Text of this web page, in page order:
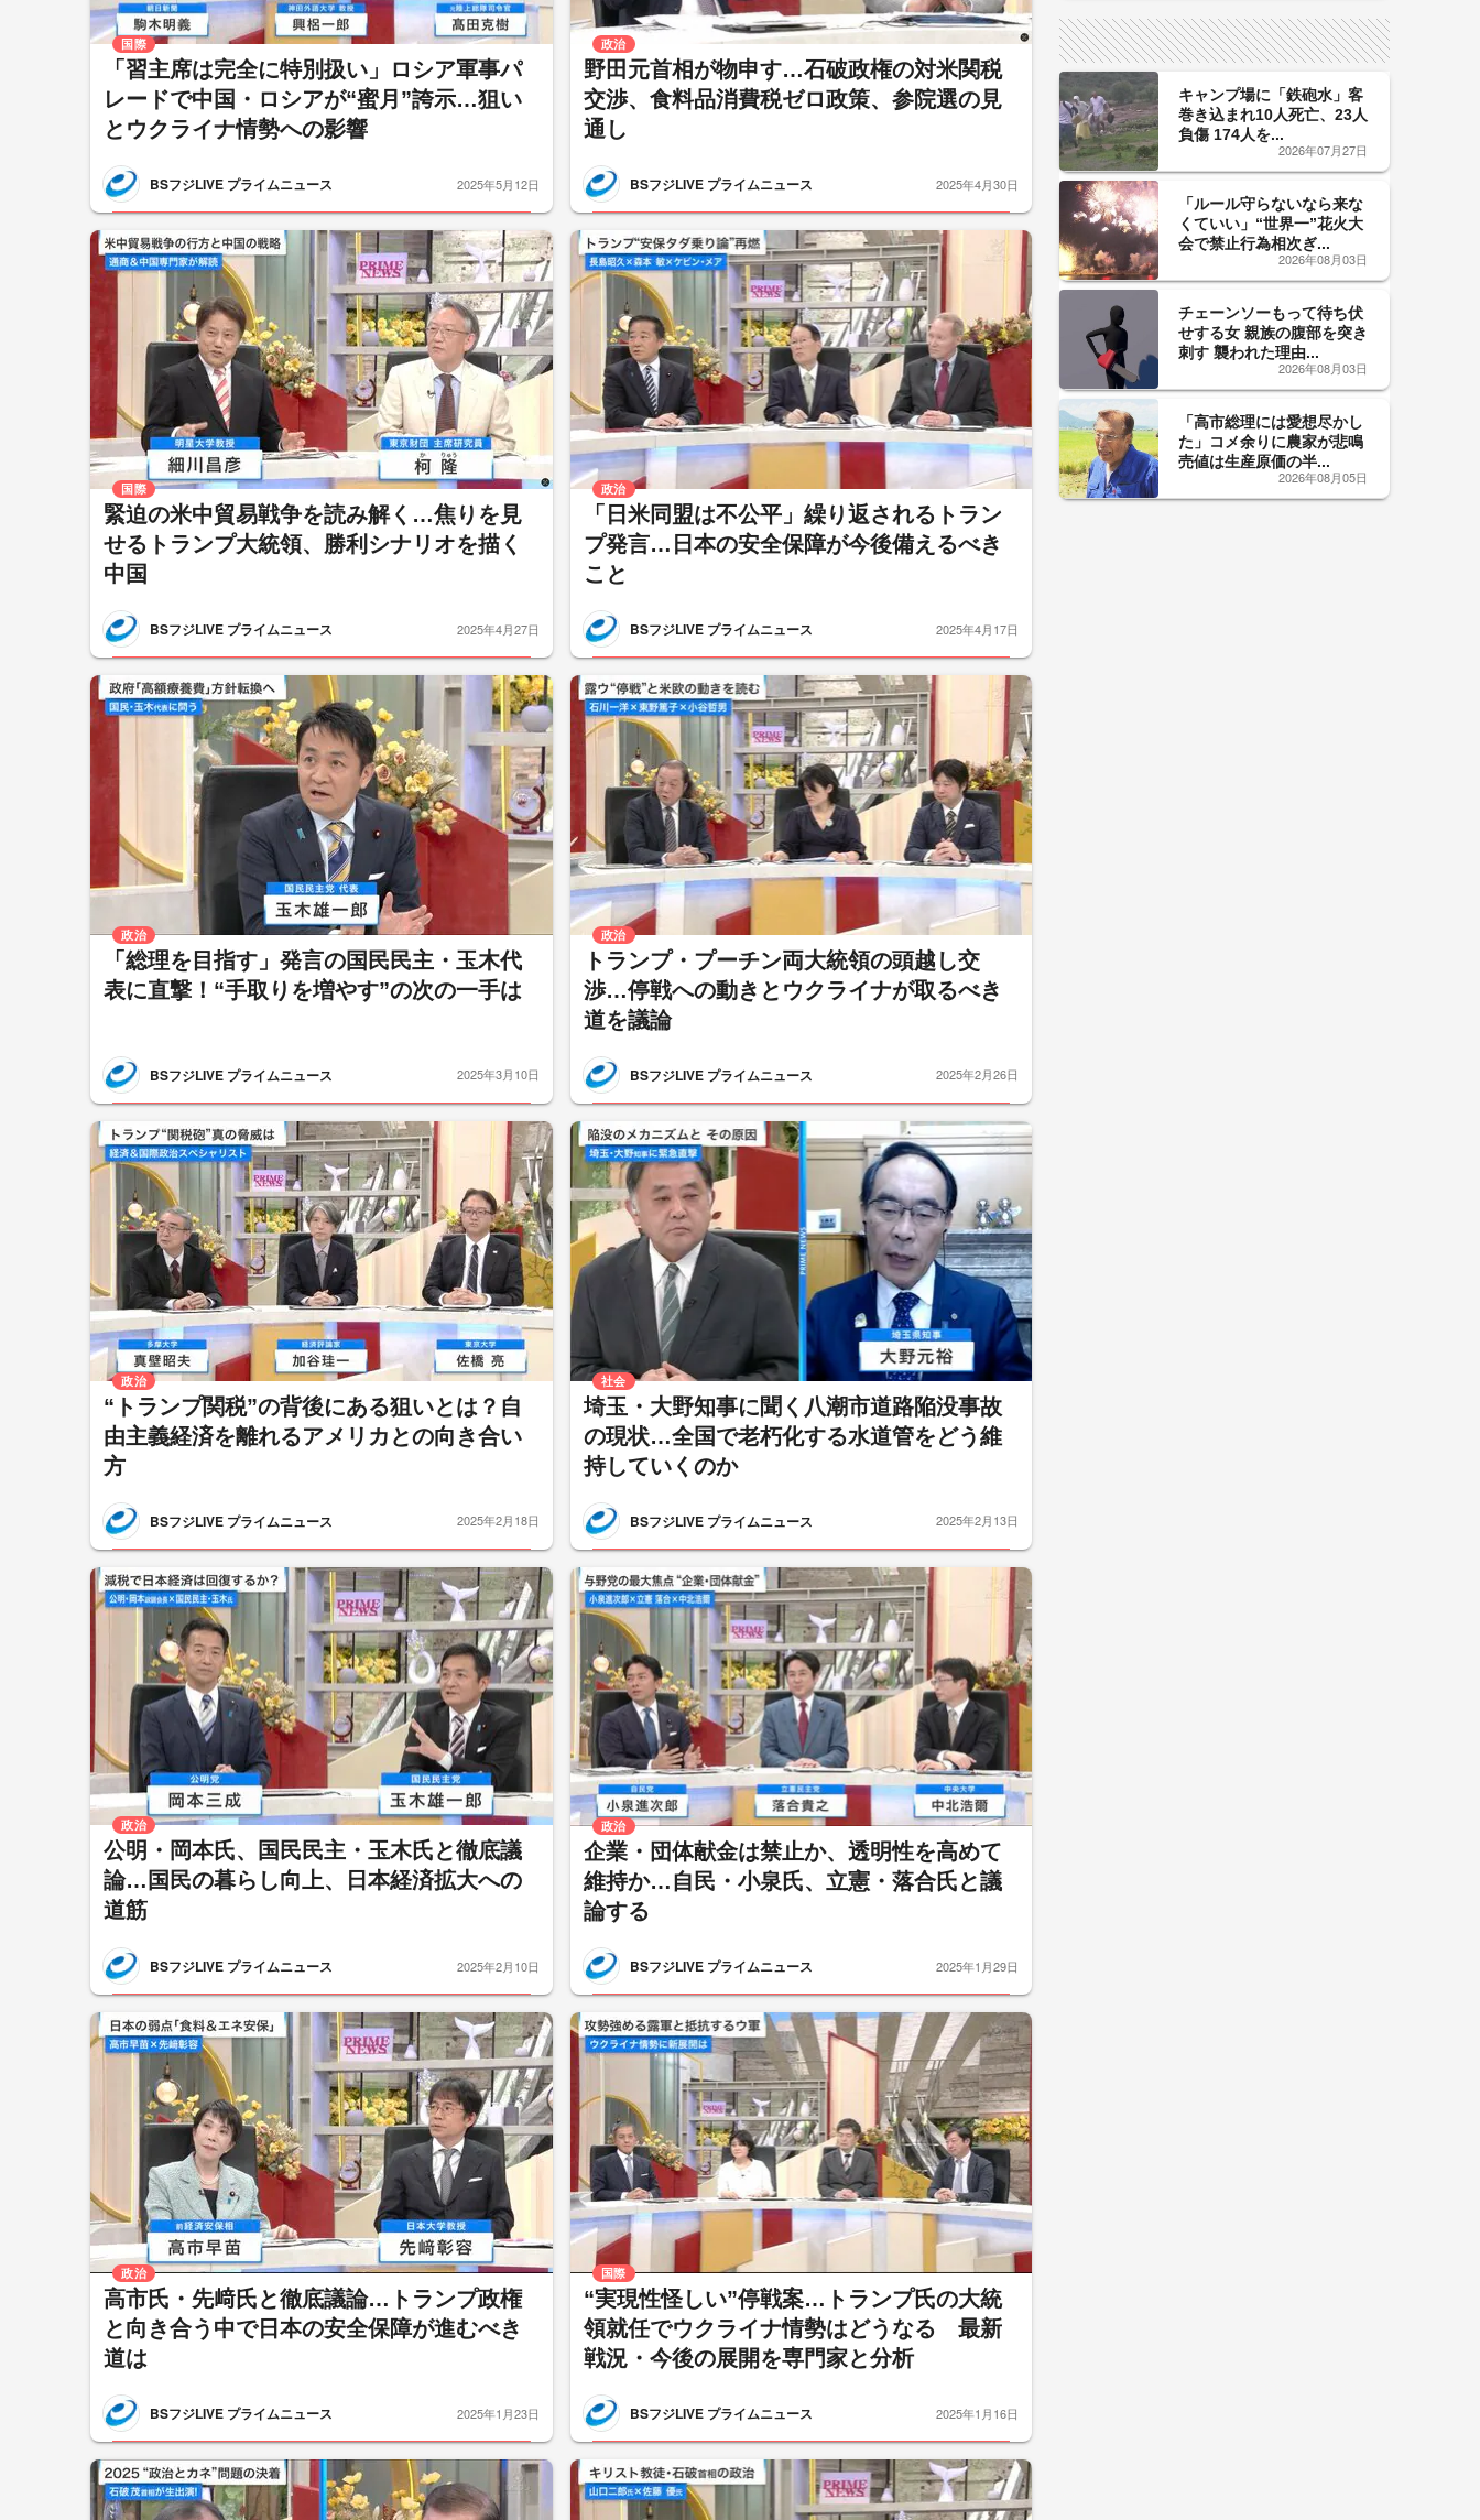
「習主席は完全に特別扱い」ロシア軍事パ
レードで中国・ロシアが“蜜月”誇示…狙い
とウクライナ情勢への影響
BSフジLIVE プライムニュース
国際
2025年5月12日
野田元首相が物申す…石破政権の対米関税
交渉、食料品消費税ゼロ政策、参院選の見
通し
BSフジLIVE プライムニュース
政治
2025年4月30日
緊迫の米中貿易戦争を読み解く…焦りを見
せるトランプ大統領、勝利シナリオを描く
中国
BSフジLIVE プライムニュース
国際
2025年4月27日
「日米同盟は不公平」繰り返されるトラン
プ発言…日本の安全保障が今後備えるべき
こと
BSフジLIVE プライムニュース
政治
2025年4月17日
「総理を目指す」発言の国民民主・玉木代
表に直撃！“手取りを増やす”の次の一手は
BSフジLIVE プライムニュース
政治
2025年3月10日
トランプ・プーチン両大統領の頭越し交
渉…停戦への動きとウクライナが取るべき
道を議論
BSフジLIVE プライムニュース
政治
2025年2月26日
“トランプ関税”の背後にある狙いとは？自
由主義経済を離れるアメリカとの向き合い
方
BSフジLIVE プライムニュース
政治
2025年2月18日
埼玉・大野知事に聞く八潮市道路陥没事故
の現状…全国で老朽化する水道管をどう維
持していくのか
BSフジLIVE プライムニュース
社会
2025年2月13日
公明・岡本氏、国民民主・玉木氏と徹底議
論…国民の暮らし向上、日本経済拡大への
道筋
BSフジLIVE プライムニュース
政治
2025年2月10日
企業・団体献金は禁止か、透明性を高めて
維持か…自民・小泉氏、立憲・落合氏と議
論する
BSフジLIVE プライムニュース
政治
2025年1月29日
高市氏・先﨑氏と徹底議論…トランプ政権
と向き合う中で日本の安全保障が進むべき
道は
BSフジLIVE プライムニュース
政治
2025年1月23日
“実現性怪しい”停戦案…トランプ氏の大統
領就任でウクライナ情勢はどうなる 最新
戦況・今後の展開を専門家と分析
BSフジLIVE プライムニュース
国際
2025年1月16日
キャンプ場に「鉄砲水」客
巻き込まれ10人死亡、23人
負傷 174人を...
2026年07月27日
「ルール守らないなら来な
くていい」“世界一”花火大
会で禁止行為相次ぎ...
2026年08月03日
チェーンソーもって待ち伏
せする女 親族の腹部を突き
刺す 襲われた理由...
2026年08月03日
「高市総理には愛想尽かし
た」コメ余りに農家が悲鳴
売値は生産原価の半...
2026年08月05日